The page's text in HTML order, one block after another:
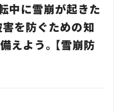
中に雪崩が起きた
を防ぐための知
えよう。【雪崩防